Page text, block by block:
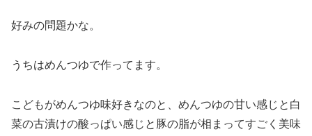
好みの問題かな。
うちはめんつゆで作ってます。
こどもがめんつゆ味好きなのと、めんつゆの甘い感じと白
菜の古漬けの酸っぱい感じと豚の脂が相まってすごく美味